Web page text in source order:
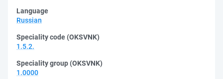
Language
Russian
Speciality code (OKSVNK)
1.5.2.
Speciality group (OKSVNK)
1.0000